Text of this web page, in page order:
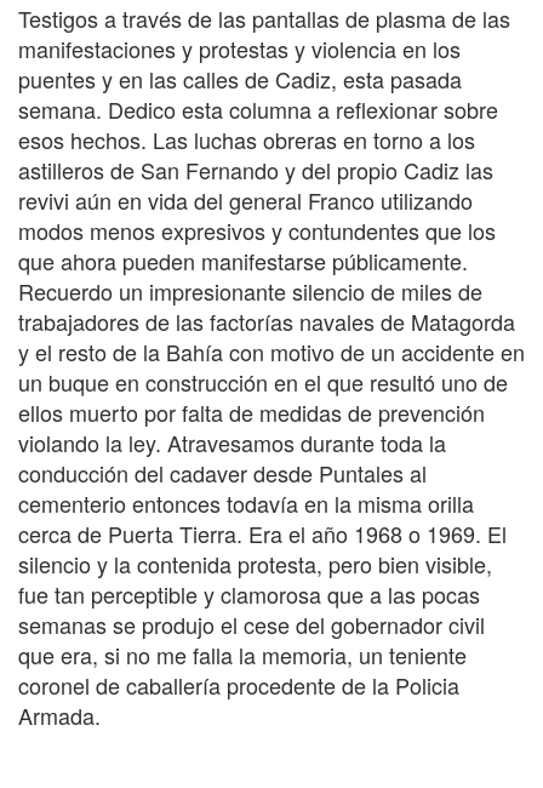
Testigos a través de las pantallas de plasma de las
manifestaciones y protestas y violencia en los
puentes y en las calles de Cadiz, esta pasada
semana. Dedico esta columna a reflexionar sobre
esos hechos. Las luchas obreras en torno a los
astilleros de San Fernando y del propio Cadiz las
revivi aún en vida del general Franco utilizando
modos menos expresivos y contundentes que los
que ahora pueden manifestarse públicamente.
Recuerdo un impresionante silencio de miles de
trabajadores de las factorías navales de Matagorda
y el resto de la Bahía con motivo de un accidente en
un buque en construcción en el que resultó uno de
ellos muerto por falta de medidas de prevención
violando la ley. Atravesamos durante toda la
conducción del cadaver desde Puntales al
cementerio entonces todavía en la misma orilla
cerca de Puerta Tierra. Era el año 1968 o 1969. El
silencio y la contenida protesta, pero bien visible,
fue tan perceptible y clamorosa que a las pocas
semanas se produjo el cese del gobernador civil
que era, si no me falla la memoria, un teniente
coronel de caballería procedente de la Policia
Armada.